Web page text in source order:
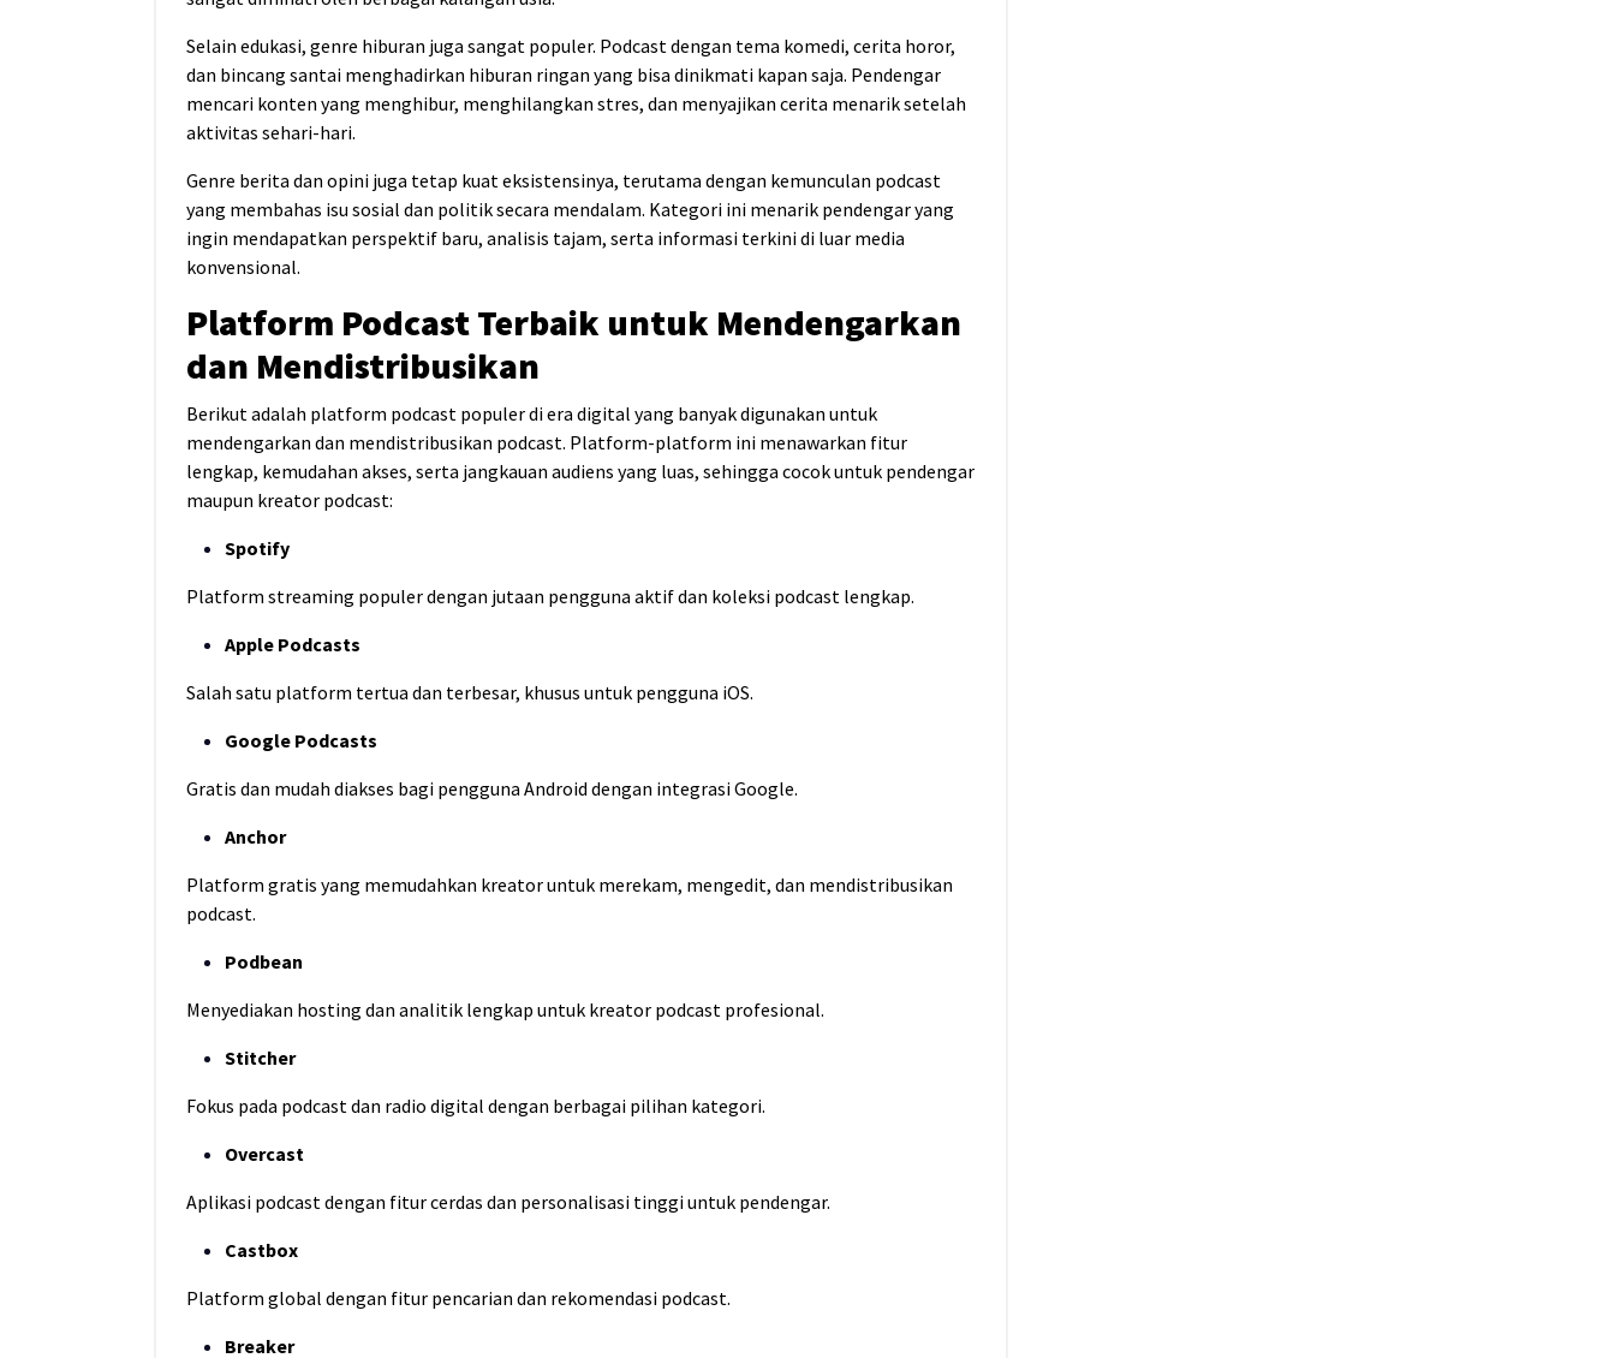
Selain edukasi, genre hiburan juga sangat populer. Podcast dengan tema komedi, cerita horor,
dan bincang santai menghadirkan hiburan ringan yang bisa dinikmati kapan saja. Pendengar
mencari konten yang menghibur, menghilangkan stres, dan menyajikan cerita menarik setelah
aktivitas sehari-hari.
Genre berita dan opini juga tetap kuat eksistensinya, terutama dengan kemunculan podcast
yang membahas isu sosial dan politik secara mendalam. Kategori ini menarik pendengar yang
ingin mendapatkan perspektif baru, analisis tajam, serta informasi terkini di luar media
konvensional.
Platform Podcast Terbaik untuk Mendengarkan
dan Mendistribusikan
Berikut adalah platform podcast populer di era digital yang banyak digunakan untuk
mendengarkan dan mendistribusikan podcast. Platform-platform ini menawarkan fitur
lengkap, kemudahan akses, serta jangkauan audiens yang luas, sehingga cocok untuk pendengar
maupun kreator podcast:
Spotify
Platform streaming populer dengan jutaan pengguna aktif dan koleksi podcast lengkap.
Apple Podcasts
Salah satu platform tertua dan terbesar, khusus untuk pengguna iOS.
Google Podcasts
Gratis dan mudah diakses bagi pengguna Android dengan integrasi Google.
Anchor
Platform gratis yang memudahkan kreator untuk merekam, mengedit, dan mendistribusikan
podcast.
Podbean
Menyediakan hosting dan analitik lengkap untuk kreator podcast profesional.
Stitcher
Fokus pada podcast dan radio digital dengan berbagai pilihan kategori.
Overcast
Aplikasi podcast dengan fitur cerdas dan personalisasi tinggi untuk pendengar.
Castbox
Platform global dengan fitur pencarian dan rekomendasi podcast.
Breaker